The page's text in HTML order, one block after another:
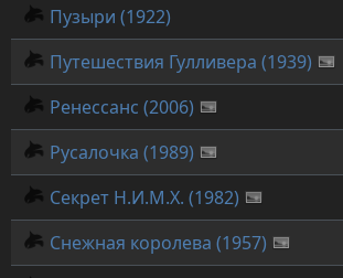
Пузыри (1922)
Путешествия Гулливера (1939)
Ренессанс (2006)
Русалочка (1989)
Секрет Н.И.М.Х. (1982)
Снежная королева (1957)